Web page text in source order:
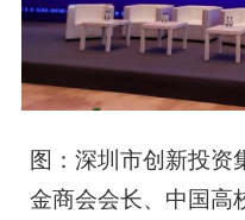
图：深圳市创新投资
金商会会长、中国高